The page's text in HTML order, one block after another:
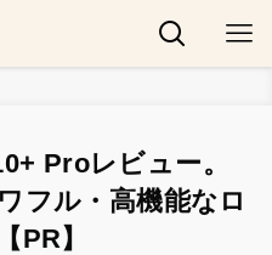
Proレビュー。
フル・高機能なロ
PR】